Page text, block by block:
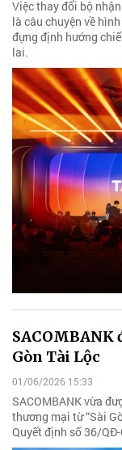
Việc thay đổi bộ
là câu chuyện về
đựng định hướng
lai.
Gòn Tài Lộc
01/06/2026 15:33
SACOMBANK vừa
thương mại từ “Sài
Quyết định số 36/